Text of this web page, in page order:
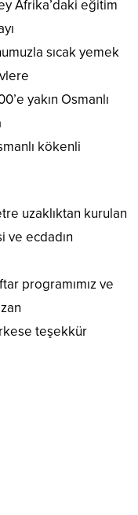
Afrika’daki eğitim
sıcak yemek
yakın Osmanlı
kökenli
uzaklıktan kurulan
ve ecdadın
programımız ve
teşekkür